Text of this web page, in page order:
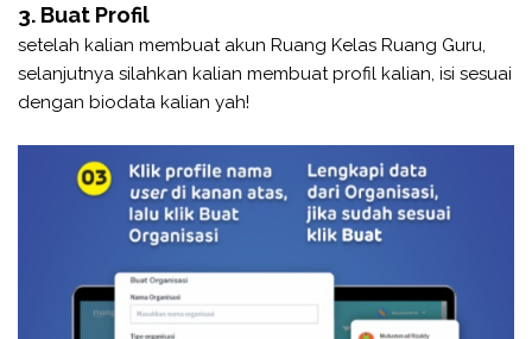
3. Buat Profil
setelah kalian membuat akun Ruang Kelas Ruang Guru,
selanjutnya silahkan kalian membuat profil kalian, isi sesuai
dengan biodata kalian yah!